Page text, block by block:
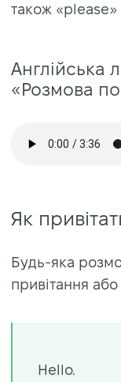
також «please»
Англійська
«Розмова
Як
Будь-яка
привітання
Hello.